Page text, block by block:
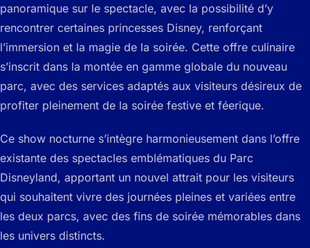
panoramique sur le spectacle, avec la possibilité d’y
rencontrer certaines princesses Disney, renforçant
l’immersion et la magie de la soirée. Cette offre culinaire
s’inscrit dans la montée en gamme globale du nouveau
parc, avec des services adaptés aux visiteurs désireux de
profiter pleinement de la soirée festive et féerique.
Ce show nocturne s’intègre harmonieusement dans l’offre
existante des spectacles emblématiques du Parc
Disneyland, apportant un nouvel attrait pour les visiteurs
qui souhaitent vivre des journées pleines et variées entre
les deux parcs, avec des fins de soirée mémorables dans
les univers distincts.